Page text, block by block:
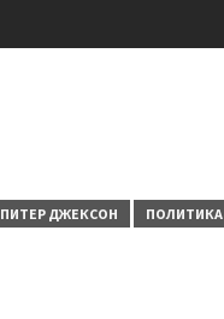
ПИТЕР ДЖЕКСОН ПОЛИТИКА